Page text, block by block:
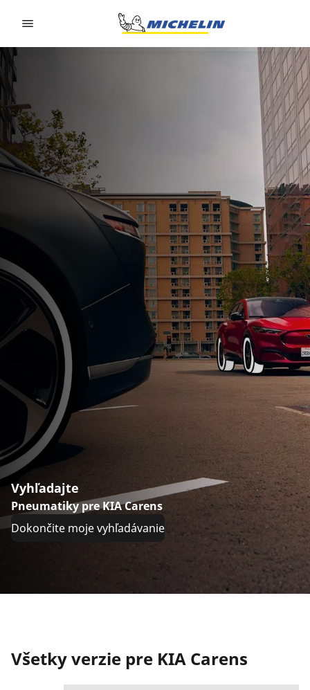
Vyhľadajte
Pneumatiky pre KIA Carens
Dokončite moje vyhľadávanie
Všetky verzie pre KIA Carens